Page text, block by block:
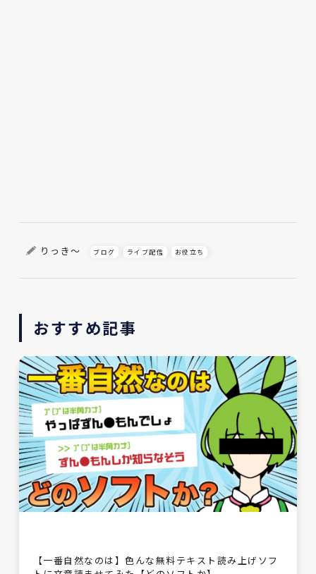
りっき～ ブログ ライブ配信 お役立ち
おすすめ記事
【一番自然なのは】色んな無料テキスト読み上げソフ